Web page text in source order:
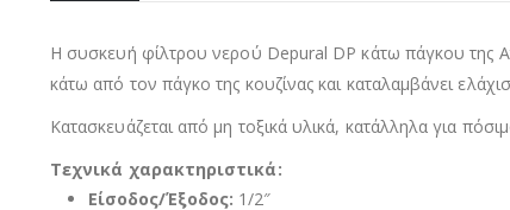
Η συσκευή φίλτρου νερού Depural DP κάτω πάγκου της
κάτω από τον πάγκο της κουζίνας και καταλαμβάνει
Κατασκευάζεται από μη τοξικά υλικά, κατάλληλα για
Τεχνικά χαρακτηριστικά:
Είσοδος/Έξοδος: 1/2″